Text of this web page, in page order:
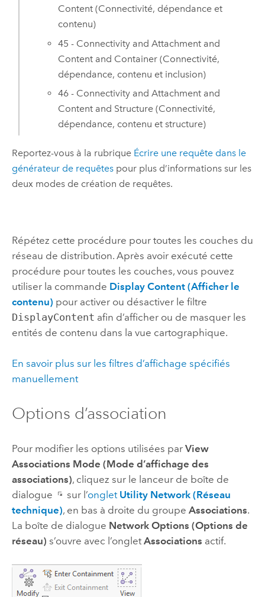
Content (Connectivité, dépendance et
contenu)
45 - Connectivity and Attachment and
Content and Container (Connectivité,
dépendance, contenu et inclusion)
46 - Connectivity and Attachment and
Content and Structure (Connectivité,
dépendance, contenu et structure)
Reportez-vous à la rubrique Écrire une requête dans le
générateur de requêtespour plus d’informations sur les
deux modes de création de requêtes.
Répétez cette procédure pour toutes les couches du
réseau de distribution. Après avoir exécuté cette
procédure pour toutes les couches, vous pouvez
utiliser la commande Display Content (Afficher le
contenu) pour activer ou désactiver le filtre
DisplayContent afin d’afficher ou de masquer les
entités de contenu dans la vue cartographique.
En savoir plus sur les filtres d’affichage spécifiés
manuellement
Options d’association
Pour modifier les options utilisées par View
Associations Mode (Mode d’affichage des
associations), cliquez sur le lanceur de boîte de
dialogue
sur l’onglet Utility Network (Réseau
technique), en bas à droite du groupe Associations.
La boîte de dialogue Network Options (Options de
réseau) s’ouvre avec l’onglet Associations actif.